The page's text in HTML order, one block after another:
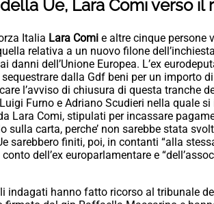
Ue, Lara Comi verso il
Italia Lara Comi e altre cinque persone
relativa a un nuovo filone
danni dell’Unione Europea. L’ex
dalla Gdf beni per un importo
l’avviso di chiusura di questa tranche
Furno e Adriano Scudieri nella quale
Lara Comi, stipulati per incassare
sulla carta, perche’ non sarebbe stata
sarebbero finiti, poi, in contanti “alla
dell’ex europarlamentare e
indagati hanno fatto ricorso al tribunale